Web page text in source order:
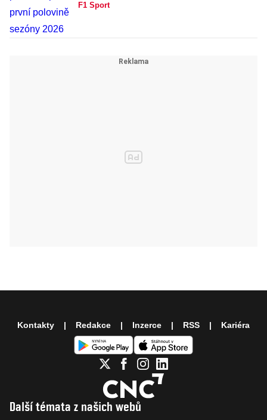
F1 Sport
Další témata z našich webů
Kontakty Redakce Inzerce RSS Kariéra